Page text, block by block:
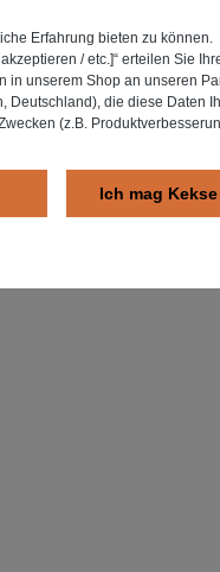
Erfahrung bieten zu können.
/ etc.]“ erteilen Sie
in unserem Shop an unseren
Deutschland), die diese Daten
(z.B.
Ich mag Kekse